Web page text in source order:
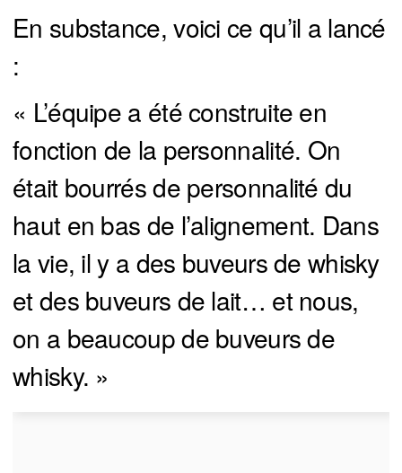
En substance, voici ce qu’il a lancé
:
« L’équipe a été construite en
fonction de la personnalité. On
était bourrés de personnalité du
haut en bas de l’alignement. Dans
la vie, il y a des buveurs de whisky
et des buveurs de lait… et nous,
on a beaucoup de buveurs de
whisky. »